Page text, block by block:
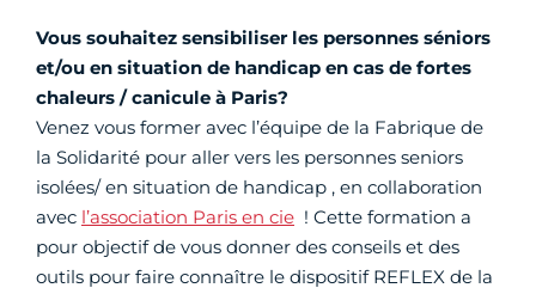
Vous souhaitez sensibiliser les personnes séniors
et/ou en situation de handicap en cas de fortes
chaleurs / canicule à Paris?
Venez vous former avec l’équipe de la Fabrique de
la Solidarité pour aller vers les personnes seniors
isolées/ en situation de handicap , en collaboration
avec l’association Paris en cie ! Cette formation a
pour objectif de vous donner des conseils et des
outils pour faire connaître le dispositif REFLEX de la